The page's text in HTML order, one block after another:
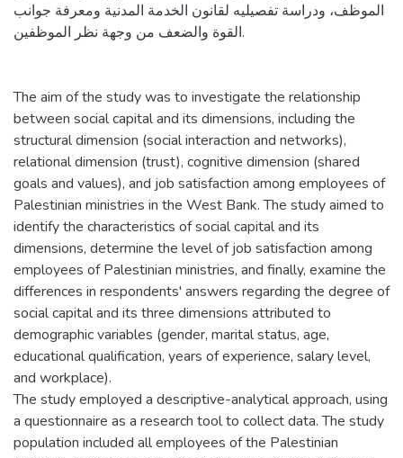
الموظف، ودراسة تفصيليه لقانون الخدمة المدنية ومعرفة جوانب
القوة والضعف من وجهة نظر الموظفين.
The aim of the study was to investigate the relationship
between social capital and its dimensions, including the
structural dimension (social interaction and networks),
relational dimension (trust), cognitive dimension (shared
goals and values), and job satisfaction among employees of
Palestinian ministries in the West Bank. The study aimed to
identify the characteristics of social capital and its
dimensions, determine the level of job satisfaction among
employees of Palestinian ministries, and finally, examine the
differences in respondents' answers regarding the degree of
social capital and its three dimensions attributed to
demographic variables (gender, marital status, age,
educational qualification, years of experience, salary level,
and workplace).
The study employed a descriptive-analytical approach, using
a questionnaire as a research tool to collect data. The study
population included all employees of the Palestinian